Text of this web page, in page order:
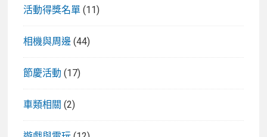
活動得獎名單 (11)
相機與周邊 (44)
節慶活動 (17)
車類相關 (2)